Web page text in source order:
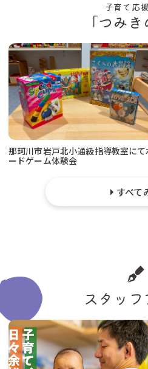
子育て応
「つみき
那珂川市岩戸北小通級指導教室にて
ードゲーム体験会
すべて
スタッ